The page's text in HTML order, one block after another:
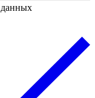
данных